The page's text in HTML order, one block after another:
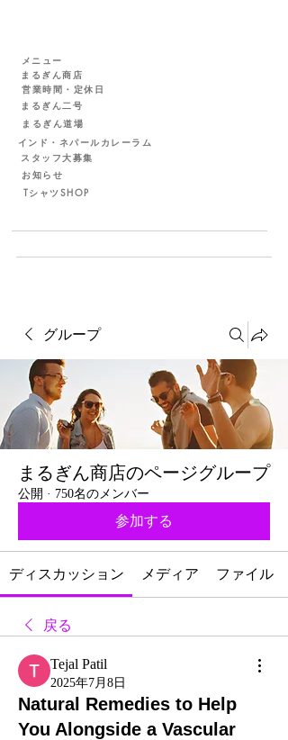
メニュー
まるぎん商店
営業時間・定休日
まるぎん二号
まるぎん道場
インド・ネパールカレーラム
スタッフ大募集
お知らせ
TシャツSHOP
グループ
まるぎん商店のページグループ
公開 · 750名のメンバー
参加する
ディスカッション メディア ファイル
戻る
Tejal Patil
2025年7月8日
Natural Remedies to Help
You Alongside a Vascular